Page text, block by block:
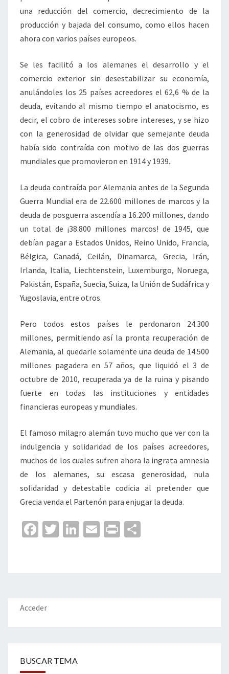
una reducción del comercio, decrecimiento de la
producción y bajada del consumo, como ellos hacen
ahora con varios países europeos.
Se les facilitó a los alemanes el desarrollo y el
comercio exterior sin desestabilizar su economía,
anulándoles los 25 países acreedores el 62,6 % de la
deuda, evitando al mismo tiempo el anatocismo, es
decir, el cobro de intereses sobre intereses, y se hizo
con la generosidad de olvidar que semejante deuda
había sido contraída con motivo de las dos guerras
mundiales que promovieron en 1914 y 1939.
La deuda contraída por Alemania antes de la Segunda
Guerra Mundial era de 22.600 millones de marcos y la
deuda de posguerra ascendía a 16.200 millones, dando
un total de ¡38.800 millones marcos! de 1945, que
debían pagar a Estados Unidos, Reino Unido, Francia,
Bélgica, Canadá, Ceilán, Dinamarca, Grecia, Irán,
Irlanda, Italia, Liechtenstein, Luxemburgo, Noruega,
Pakistán, España, Suecia, Suiza, la Unión de Sudáfrica y
Yugoslavia, entre otros.
Pero todos estos países le perdonaron 24.300
millones, permitiendo así la pronta recuperación de
Alemania, al quedarle solamente una deuda de 14.500
millones pagadera en 57 años, que liquidó el 3 de
octubre de 2010, recuperada ya de la ruina y pisando
fuerte en todas las instituciones y entidades
financieras europeas y mundiales.
El famoso milagro alemán tuvo mucho que ver con la
indulgencia y solidaridad de los países acreedores,
muchos de los cuales sufren ahora la ingrata amnesia
de los alemanes, su escasa generosidad, nula
solidaridad y detestable codicia al pretender que
Grecia venda el Partenón para enjugar la deuda.
Fa
o
o
k
T
er
Li
dI
n
E
l
Pr
p
ar
Acceder
BUSCAR TEMA